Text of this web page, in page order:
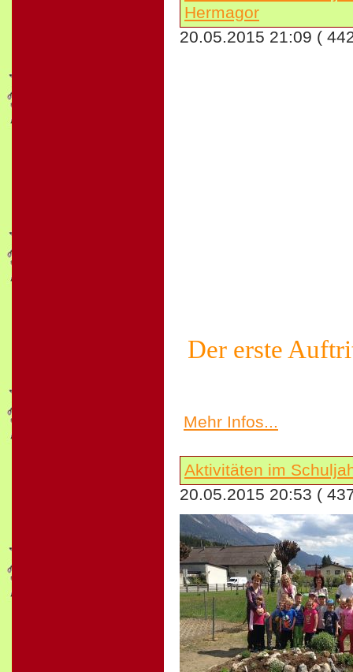
Hermagor
20.05.2015 21:09 (
Der erste
Mehr Infos...
Aktivitäten im
20.05.2015 20:53 (